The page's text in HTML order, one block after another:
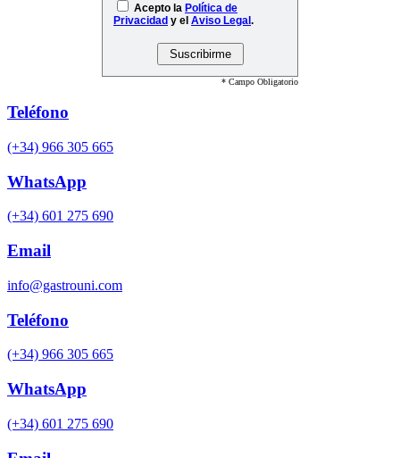
Acepto la Política de
Privacidad y el Aviso Legal.
* Campo Obligatorio
Teléfono
(+34) 966 305 665
WhatsApp
(+34) 601 275 690
Email
info@gastrouni.com
Teléfono
(+34) 966 305 665
WhatsApp
(+34) 601 275 690